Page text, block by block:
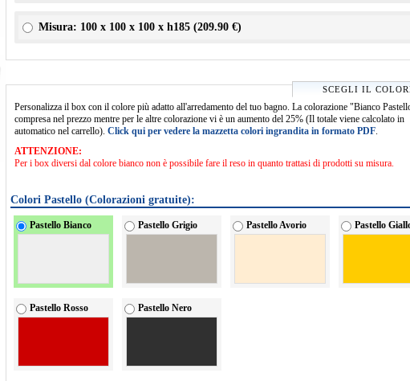
Misura: 100 x 100 x 100 x h185 (209.90 €)
SCEGLI IL
Personalizza il box con il colore più adatto all'arredamento del tuo bagno. La colorazione "Bianco
compresa nel prezzo mentre per le altre colorazione vi è un aumento del 25% (Il totale viene calcolato in
automatico nel carrello). Click qui per vedere la mazzetta colori ingrandita in formato PDF.
ATTENZIONE:
Per i box diversi dal colore bianco non è possibile fare il reso in quanto trattasi di prodotti su misura.
Colori Pastello (Colorazioni gratuite):
Pastello Bianco Pastello Grigio Pastello Avorio Pastello
Pastello Rosso Pastello Nero